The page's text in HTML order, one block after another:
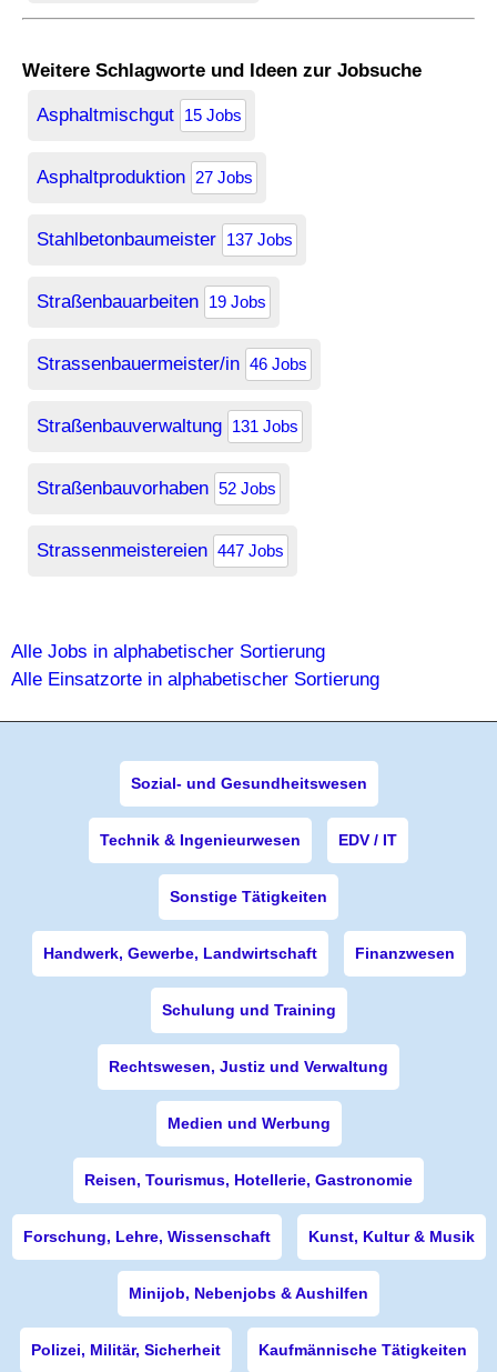
Weitere Schlagworte und Ideen zur Jobsuche
Asphaltmischgut 15 Jobs
Asphaltproduktion 27 Jobs
Stahlbetonbaumeister 137 Jobs
Straßenbauarbeiten 19 Jobs
Strassenbauermeister/in 46 Jobs
Straßenbauverwaltung 131 Jobs
Straßenbauvorhaben 52 Jobs
Strassenmeistereien 447 Jobs
Alle Jobs in alphabetischer Sortierung
Alle Einsatzorte in alphabetischer Sortierung
Sozial- und Gesundheitswesen
Technik & Ingenieurwesen EDV / IT
Sonstige Tätigkeiten
Handwerk, Gewerbe, Landwirtschaft Finanzwesen
Schulung und Training
Rechtswesen, Justiz und Verwaltung
Medien und Werbung
Reisen, Tourismus, Hotellerie, Gastronomie
Forschung, Lehre, Wissenschaft Kunst, Kultur & Musik
Minijob, Nebenjobs & Aushilfen
Polizei, Militär, Sicherheit Kaufmännische Tätigkeiten